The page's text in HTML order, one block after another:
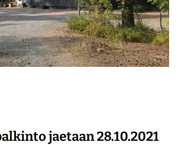
jaetaan 28.10.2021